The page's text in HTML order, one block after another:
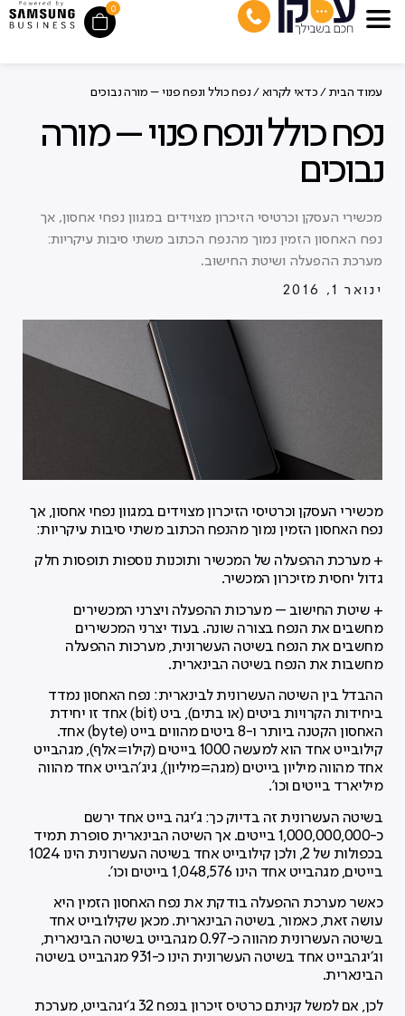
0
עמוד הבית / כדאי לקרוא / נפח כולל ונפח פנוי – מורה נבוכים
נפח כולל ונפח פנוי – מורה
נבוכים
מכשירי העסקן וכרטיסי הזיכרון מצוידים במגוון נפחי אחסון, אך
נפח האחסון הזמין נמוך מהנפח הכתוב משתי סיבות עיקריות:
מערכת ההפעלה ושיטת החישוב.
ינואר 1, 2016
מכשירי העסקן וכרטיסי הזיכרון מצוידים במגוון נפחי אחסון, אך
נפח האחסון הזמין נמוך מהנפח הכתוב משתי סיבות עיקריות:
+ מערכת ההפעלה של המכשיר ותוכנות נוספות תופסות חלק
גדול יחסית מזיכרון המכשיר.
+ שיטת החישוב – מערכות ההפעלה ויצרני המכשירים
מחשבים את הנפח בצורה שונה. בעוד יצרני המכשירים
מחשבים את הנפח בשיטה העשרונית, מערכות ההפעלה
מחשבות את הנפח בשיטה הבינארית.
ההבדל בין השיטה העשרונית לבינארית: נפח האחסון נמדד
ביחידות הקרויות ביטים (או בתים), ביט (bit) אחד זו יחידת
האחסון הקטנה ביותר ו-8 ביטים מהווים בייט (byte) אחד.
קילובייט אחד הוא למעשה 1000 בייטים (קילו=אלף), מגהבייט
אחד מהווה מיליון בייטים (מגה=מיליון), גיג'הבייט אחד מהווה
מיליארד בייטים וכו'.
בשיטה העשרונית זה בדיוק כך: ג'יגה בייט אחד ירשם
כ-1,000,000,000 בייטים. אך השיטה הבינארית סופרת תמיד
בכפולות של 2, ולכן קילובייט אחד בשיטה העשרונית הינו 1024
בייטים, מגהבייט אחד הינו 1,048,576 בייטים וכו'.
כאשר מערכת ההפעלה בודקת את נפח האחסון הזמין היא
עושה זאת, כאמור, בשיטה הבינארית. מכאן שקילובייט אחד
בשיטה העשרונית מהווה כ-0.97 מגהבייט בשיטה הבינארית,
וג'יגהבייט אחד בשיטה העשרונית הינו כ-931 מגהבייט בשיטה
הבינארית.
לכן, אם למשל קניתם כרטיס זיכרון בנפח 32 ג'יגהבייט, מערכת